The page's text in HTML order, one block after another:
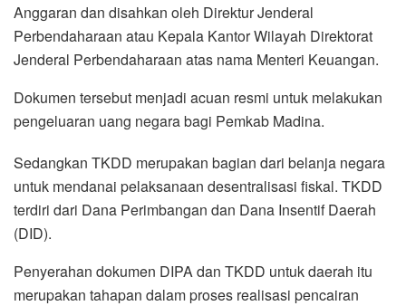
Anggaran dan disahkan oleh Direktur Jenderal
Perbendaharaan atau Kepala Kantor Wilayah Direktorat
Jenderal Perbendaharaan atas nama Menteri Keuangan.
Dokumen tersebut menjadi acuan resmi untuk melakukan
pengeluaran uang negara bagi Pemkab Madina.
Sedangkan TKDD merupakan bagian dari belanja negara
untuk mendanai pelaksanaan desentralisasi fiskal. TKDD
terdiri dari Dana Perimbangan dan Dana Insentif Daerah
(DID).
Penyerahan dokumen DIPA dan TKDD untuk daerah itu
merupakan tahapan dalam proses realisasi pencairan